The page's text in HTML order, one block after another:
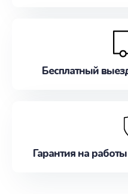
Бесплатный
Гарантия на